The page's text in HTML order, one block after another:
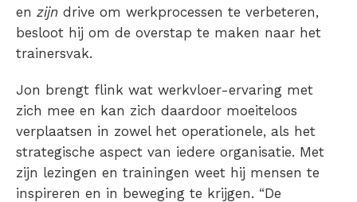
en zijn drive om werkprocessen te verbeteren,
besloot hij om de overstap te maken naar het
trainersvak.
Jon brengt flink wat werkvloer-ervaring met
zich mee en kan zich daardoor moeiteloos
verplaatsen in zowel het operationele, als het
strategische aspect van iedere organisatie. Met
zijn lezingen en trainingen weet hij mensen te
inspireren en in beweging te krijgen. “De